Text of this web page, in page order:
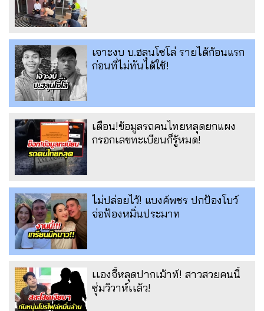
เจาะงบ บ.ฮลุนโซโล่ รายได้ก้อนแรก
ก่อนที่ไม่ทันได้ใช้!
เตือน!ข้อมูลรถคนไทยหลุดยกแผง
กรอกเลขทะเบียนก็รู้หมด!
ไม่ปล่อยไว้! แบงค์พชร ปกป้องโบว์
จ่อฟ้องหมิ่นประมาท
เเองจี้หลุดปากเม้าท์! สาวสวยคนนี้
ซุ่มวิวาห์เเล้ว!